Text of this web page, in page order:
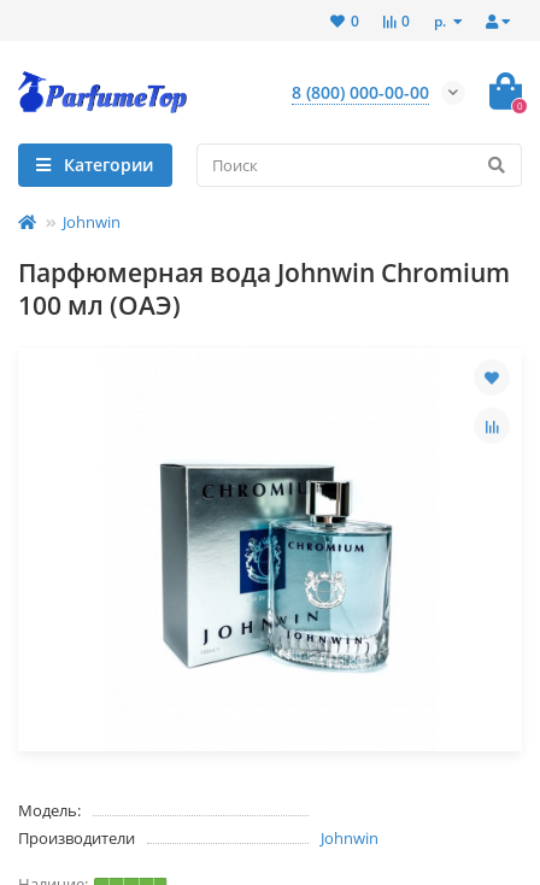
р.
0
0
8 (800) 000-00-00
0
Категории
Johnwin
Парфюмерная вода Johnwin Chromium
100 мл (ОАЭ)
Модель:
Производители
Johnwin